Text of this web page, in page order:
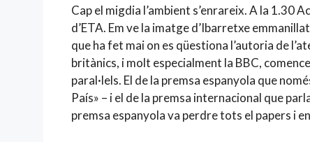
Cap el migdia l’ambient s’enrareix. A la 1.30
d’ETA. Em ve la imatge d’Ibarretxe
que ha fet mai on es qüestiona l’autoria de
britànics, i molt especialment la BBC,
paral·lels. El de la premsa espanyola que
País» – i el de la premsa internacional que
premsa espanyola va perdre tots el papers i